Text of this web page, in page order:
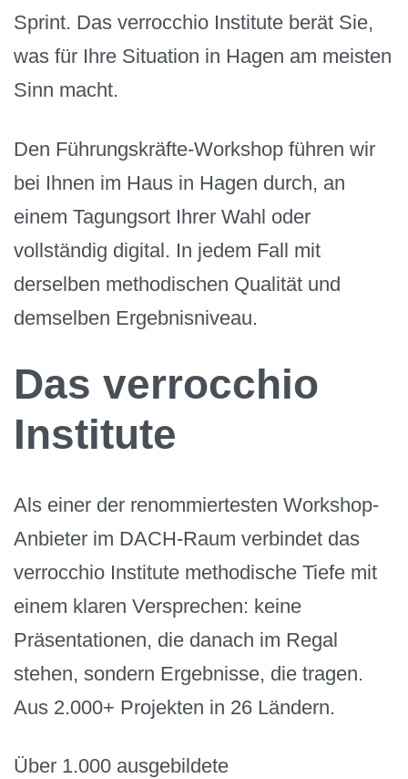
Sprint. Das verrocchio Institute berät Sie,
was für Ihre Situation in Hagen am meisten
Sinn macht.
Den Führungskräfte-Workshop führen wir
bei Ihnen im Haus in Hagen durch, an
einem Tagungsort Ihrer Wahl oder
vollständig digital. In jedem Fall mit
derselben methodischen Qualität und
demselben Ergebnisniveau.
Das verrocchio
Institute
Als einer der renommiertesten Workshop-
Anbieter im DACH-Raum verbindet das
verrocchio Institute methodische Tiefe mit
einem klaren Versprechen: keine
Präsentationen, die danach im Regal
stehen, sondern Ergebnisse, die tragen.
Aus 2.000+ Projekten in 26 Ländern.
Über 1.000 ausgebildete